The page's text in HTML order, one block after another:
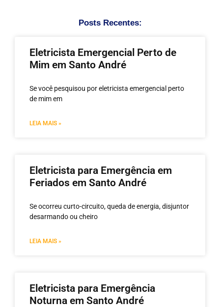
Posts Recentes:
Eletricista Emergencial Perto de
Mim em Santo André
Se você pesquisou por eletricista emergencial perto
de mim em
LEIA MAIS »
Eletricista para Emergência em
Feriados em Santo André
Se ocorreu curto-circuito, queda de energia, disjuntor
desarmando ou cheiro
LEIA MAIS »
Eletricista para Emergência
Noturna em Santo André